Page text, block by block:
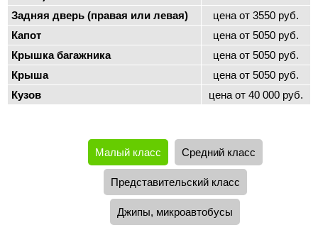
Задняя дверь (правая или левая)
цена от 3550 руб.
Капот
цена от 5050 руб.
Крышка багажника
цена от 5050 руб.
Крыша
цена от 5050 руб.
Кузов
цена от 40 000 руб.
Малый класс Средний класс
Представительский класс
Джипы, микроавтобусы